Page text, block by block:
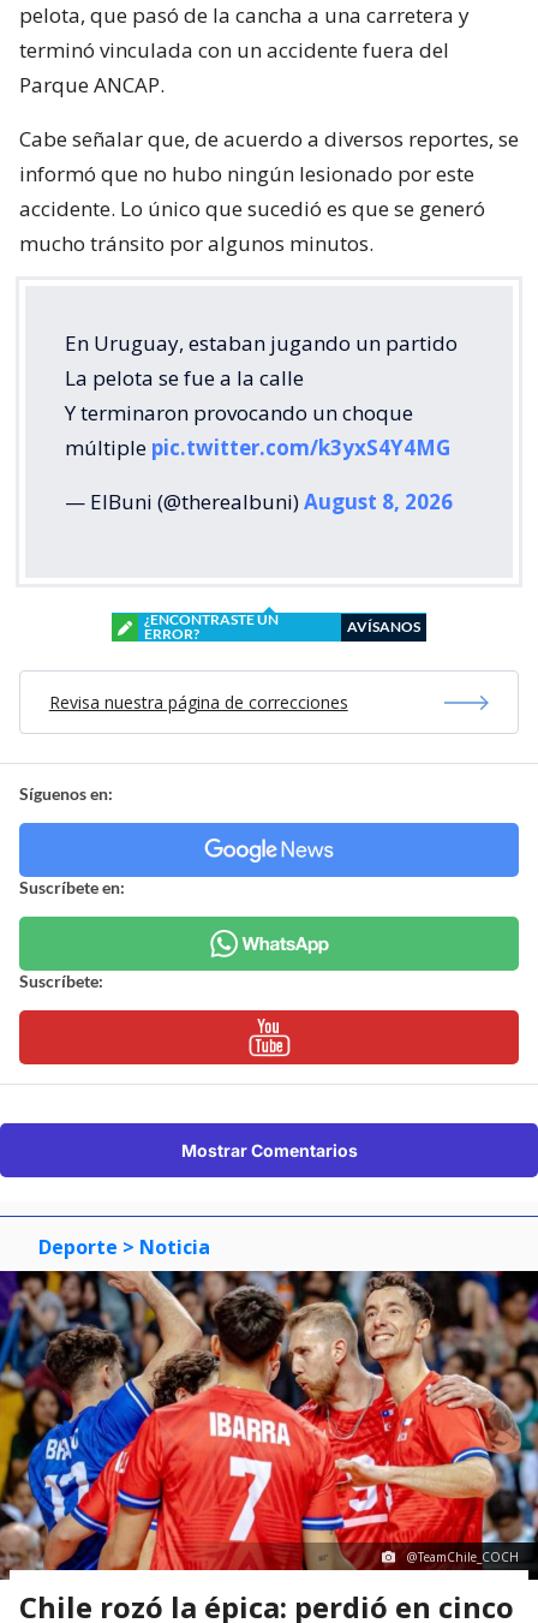
pelota, que pasó de la cancha a una carretera y
terminó vinculada con un accidente fuera del
Parque ANCAP.
Cabe señalar que, de acuerdo a diversos reportes, se
informó que no hubo ningún lesionado por este
accidente. Lo único que sucedió es que se generó
mucho tránsito por algunos minutos.
En Uruguay, estaban jugando un partido
La pelota se fue a la calle
Y terminaron provocando un choque
múltiple pic.twitter.com/k3yxS4Y4MG
— ElBuni (@therealbuni)August 8, 2026
¿ENCONTRASTE UN
ERROR?
AVÍSANOS
Revisa nuestra página de correcciones
Síguenos en:
Suscríbete en:
Suscríbete:
Mostrar Comentarios
Deporte > Noticia
@TeamChile_COCH
Chile rozó la épica: perdió en cinco